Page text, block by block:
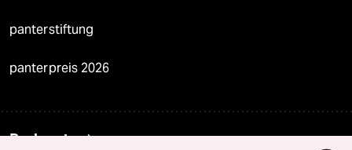
panterstiftung
panterpreis 2026
Podcast